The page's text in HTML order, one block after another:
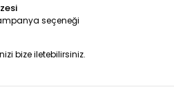
seçeneği
bize iletebilirsiniz.